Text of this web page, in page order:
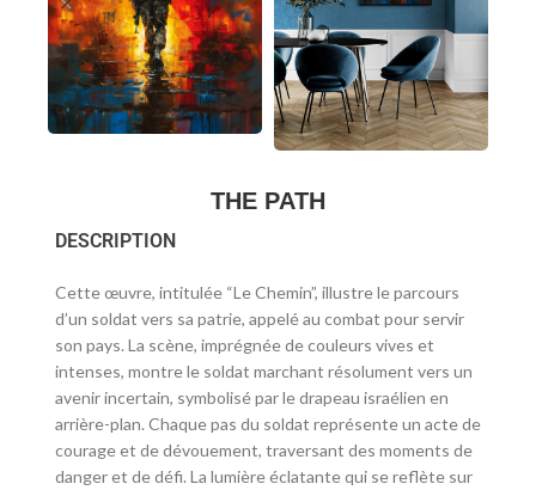
THE PATH
DESCRIPTION
Cette œuvre, intitulée “Le Chemin”, illustre le parcours
d’un soldat vers sa patrie, appelé au combat pour servir
son pays. La scène, imprégnée de couleurs vives et
intenses, montre le soldat marchant résolument vers un
avenir incertain, symbolisé par le drapeau israélien en
arrière-plan. Chaque pas du soldat représente un acte de
courage et de dévouement, traversant des moments de
danger et de défi. La lumière éclatante qui se reflète sur